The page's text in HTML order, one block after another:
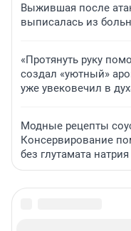
Выжившая после
выписалась из
«Протянуть руку
создал «уютный»
уже увековечил в
Модные рецепты
Консервирование
без глутамата